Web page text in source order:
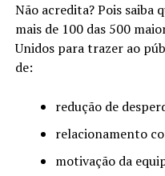
Não acredita? Pois saiba
mais de 100 das 500
Unidos para trazer ao
de:
redução de
relacionamento
motivação da